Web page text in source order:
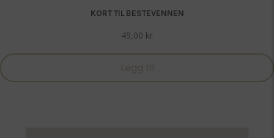
KORT TIL BESTEVENNEN
49,00 kr
Legg til